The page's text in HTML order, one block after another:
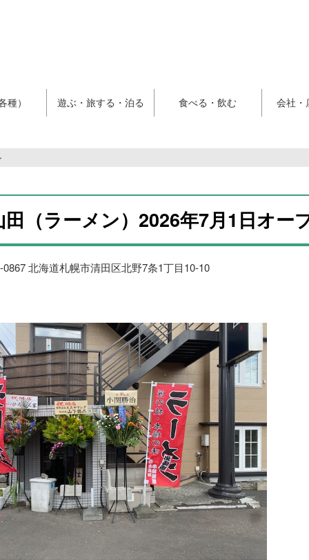
種） 遊ぶ・旅する・泊る 食べる・飲む 会社・
田（ラーメン）2026年7月1日オー
0867 北海道札幌市清田区北野7条1丁目10-10